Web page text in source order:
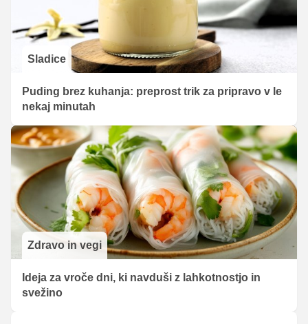
Sladice
Puding brez kuhanja: preprost trik za pripravo v le
nekaj minutah
Zdravo in vegi
Ideja za vroče dni, ki navduši z lahkotnostjo in
svežino